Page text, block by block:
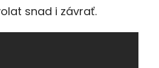
snad i závrať.